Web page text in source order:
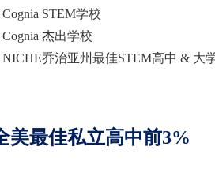
Cognia STEM学校
Cognia 杰出学校
NICHE乔治亚州最佳STEM高中 & 大
美最佳私立高中前3%